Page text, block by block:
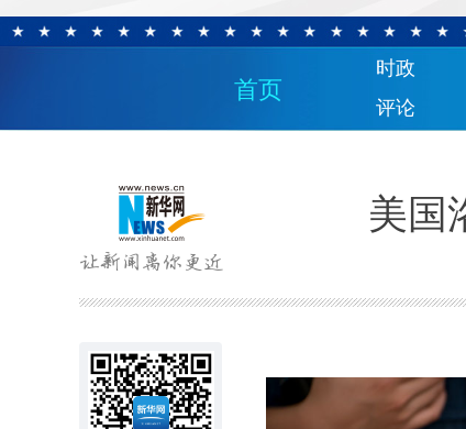
首页
时政
评论
美国